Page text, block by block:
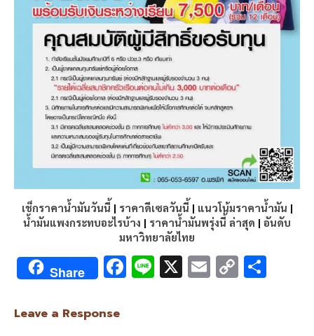
เช็กราคาน้ำมันวันนี้ | ราคาดีเซลวันนี้ | แนวโน้มราคาน้ำมัน |
น้ำมันแพงกระทบอะไรบ้าง | ราคาน้ำมันพรุ่งนี้ ล่าสุด | อันดับ
มหาวิทยาลัยไทย
Share F Li X E C
Leave a Response